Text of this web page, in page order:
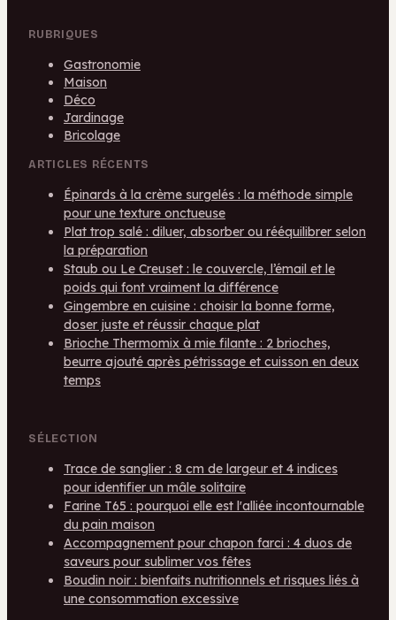
RUBRIQUES
Gastronomie
Maison
Déco
Jardinage
Bricolage
ARTICLES RÉCENTS
Épinards à la crème surgelés : la méthode simple
pour une texture onctueuse
Plat trop salé : diluer, absorber ou rééquilibrer selon
la préparation
Staub ou Le Creuset : le couvercle, l’émail et le
poids qui font vraiment la différence
Gingembre en cuisine : choisir la bonne forme,
doser juste et réussir chaque plat
Brioche Thermomix à mie filante : 2 brioches,
beurre ajouté après pétrissage et cuisson en deux
temps
SÉLECTION
Trace de sanglier : 8 cm de largeur et 4 indices
pour identifier un mâle solitaire
Farine T65 : pourquoi elle est l'alliée incontournable
du pain maison
Accompagnement pour chapon farci : 4 duos de
saveurs pour sublimer vos fêtes
Boudin noir : bienfaits nutritionnels et risques liés à
une consommation excessive